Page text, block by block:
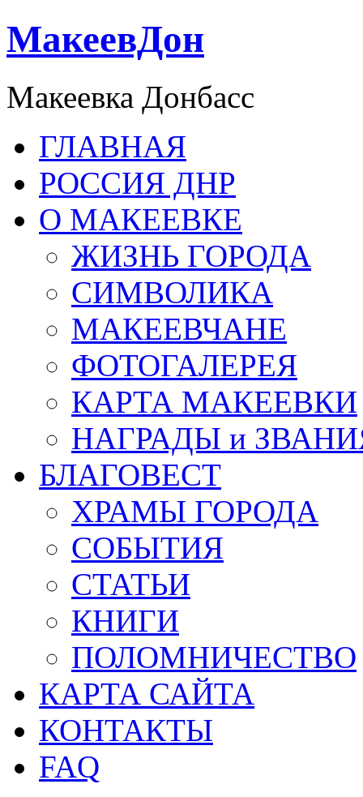
МакеевДон
Макеевка Донбасс
ГЛАВНАЯ
РОССИЯ ДНР
О МАКЕЕВКЕ
ЖИЗНЬ ГОРОДА
СИМВОЛИКА
МАКЕЕВЧАНЕ
ФОТОГАЛЕРЕЯ
КАРТА МАКЕЕВКИ
НАГРАДЫ и
БЛАГОВЕСТ
ХРАМЫ ГОРОДА
СОБЫТИЯ
СТАТЬИ
КНИГИ
ПОЛОМНИЧЕСТВО
КАРТА САЙТА
КОНТАКТЫ
FAQ